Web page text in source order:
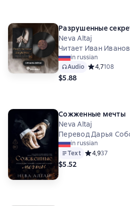
Разрушенные
Neva Altaj
Читает Иван Иванов
in russian
Audio Средний
4,7108
$5.88
Сожженные мечты
Neva Altaj
Перевод Дарья
in russian
Text Средний
4,937
$5.52